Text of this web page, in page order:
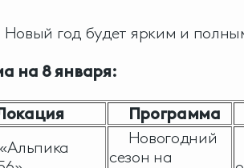
Новый год будет ярким и
на 8 января:
Программа
Новогодний
сезон на